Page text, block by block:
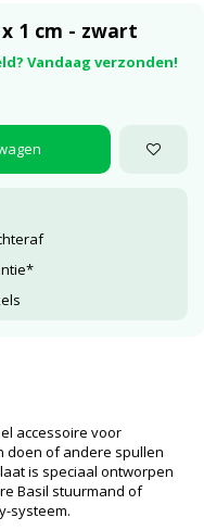
1 cm - zwart
Vandaag verzonden!
accessoire voor
doen of andere spullen
is speciaal ontworpen
Basil stuurmand of
systeem.